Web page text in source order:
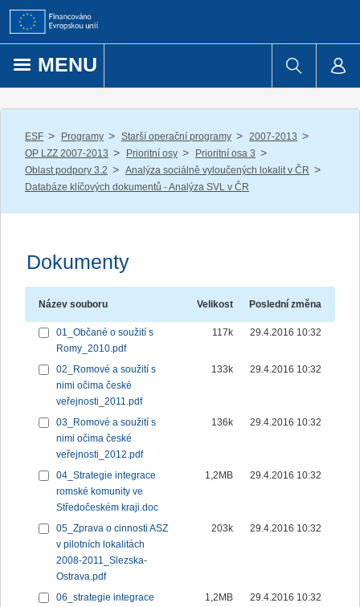
Přejít k obsahu
MENU
ESF / Programy / Starší operační programy / 2007-2013 /
OP LZZ 2007-2013 / Prioritní osy / Prioritní osa 3 /
Oblast podpory 3.2 / Analýza sociálně vyloučených lokalit v ČR /
Databáze klíčových dokumentů - Analýza SVL v ČR
Dokumenty
Název souboru Velikost Poslední změna
01_Občané o soužití s
Romy_2010.pdf
117k 29.4.2016 10:32
02_Romové a soužití s
nimi očima české
veřejnosti_2011.pdf
133k 29.4.2016 10:32
03_Romové a soužití s
nimi očima české
veřejnosti_2012.pdf
136k 29.4.2016 10:32
04_Strategie integrace
romské komunity ve
Středočeském kraji.doc
1,2MB 29.4.2016 10:32
05_Zprava o cinnosti ASZ
v pilotních lokalitách
2008-2011_Slezska-
Ostrava.pdf
203k 29.4.2016 10:32
06_strategie integrace
1,2MB 29.4.2016 10:32